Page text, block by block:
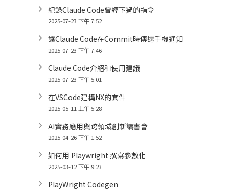
紀錄Claude Code曾經下過的指令
2025-07-23 下午 7:52
讓Claude Code在Commit時傳送手機通知
2025-07-23 下午 7:46
Claude Code介紹和使用建議
2025-07-23 下午 5:01
在VSCode建構NX的套件
2025-05-11 上午 5:28
AI實務應用與跨領域創新讀書會
2025-04-26 下午 1:52
如何用 Playwright 撰寫參數化
2025-03-12 下午 9:23
PlayWright Codegen